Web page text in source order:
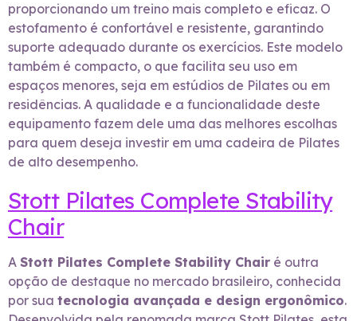
proporcionando um treino mais completo e eficaz. O
estofamento é confortável e resistente, garantindo
suporte adequado durante os exercícios. Este modelo
também é compacto, o que facilita seu uso em
espaços menores, seja em estúdios de Pilates ou em
residências. A qualidade e a funcionalidade deste
equipamento fazem dele uma das melhores escolhas
para quem deseja investir em uma cadeira de Pilates
de alto desempenho.
Stott Pilates Complete Stability
Chair
A Stott Pilates Complete Stability Chair é outra
opção de destaque no mercado brasileiro, conhecida
por sua tecnologia avançada e design ergonômico.